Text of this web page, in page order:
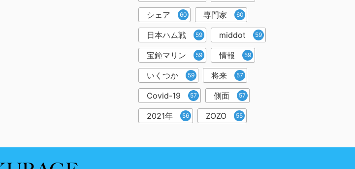
シェア 60 専門家 60
日本ハム戦 59 middot 59
宝鐘マリン 59 情報 59
いくつか 59 将来 57
Covid-19 57 側面 57
2021年 56 ZOZO 55